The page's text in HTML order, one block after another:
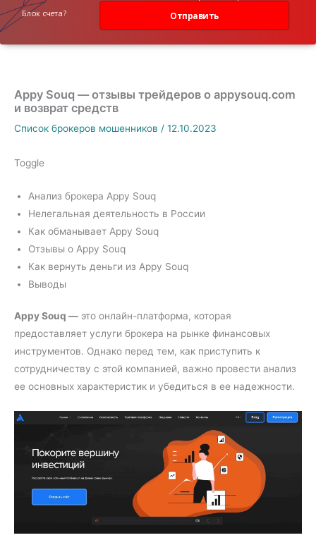
Блок счета? Отправить
Appy Souq — отзывы трейдеров о appysouq.com
и возврат средств
Список брокеров мошенников / 12.10.2023
Toggle
Анализ брокера Appy Souq
Нелегальная деятельность в России
Как обманывает Appy Souq
Отзывы о Appy Souq
Как вернуть деньги из Appy Souq
Выводы
Appy Souq — это онлайн-платформа, которая
предоставляет услуги брокера на рынке финансовых
инструментов. Однако перед тем, как приступить к
сотрудничеству с этой компанией, важно провести анализ
ее основных характеристик и убедиться в ее надежности.